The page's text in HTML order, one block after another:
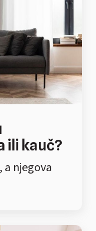
ili kauč?
a njegova